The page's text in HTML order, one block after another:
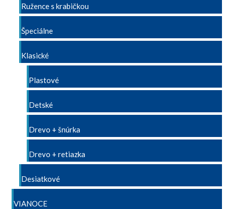
Ružence s krabičkou
Špeciálne
Klasické
Plastové
Detské
Drevo + šnúrka
Drevo + retiazka
Desiatkové
VIANOCE